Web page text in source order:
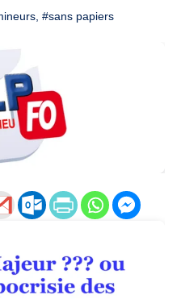
#sans papiers